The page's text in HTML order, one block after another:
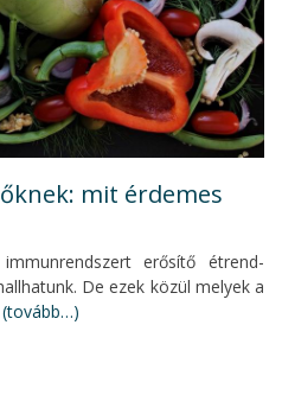
mit érdemes
erősítő étrend-
De ezek közül melyek a
(tovább…)